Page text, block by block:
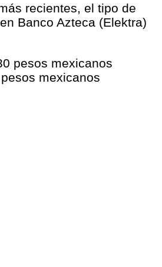
recientes, el tipo de
Banco Azteca (Elektra)
pesos mexicanos
mexicanos